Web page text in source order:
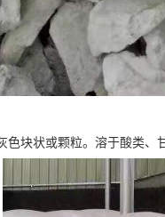
色块状或颗粒。溶于酸类、